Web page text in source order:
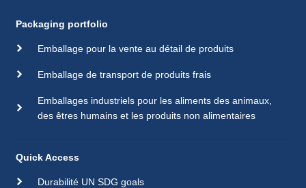
Packaging portfolio
Emballage pour la vente au détail de produits
Emballage de transport de produits frais
Emballages industriels pour les aliments des animaux,
des êtres humains et les produits non alimentaires
Quick Access
Durabilité UN SDG goals